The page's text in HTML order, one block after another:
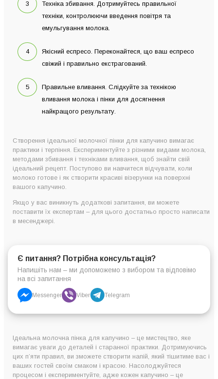
Техніка збивання. Дотримуйтесь правильної
техніки, контролюючи введення повітря та
емульгування молока.
Якісний еспресо. Переконайтеся, що ваш еспресо
свіжий і правильно екстрагований.
Правильне вливання. Слідкуйте за технікою
вливання молока і пінки для досягнення
найкращого результату.
Створення ідеальної молочної пінки для капучино вимагає
практики і терпіння. Експериментуйте з різними видами молока,
методами збивання і техніками вливання, щоб знайти свій
ідеальний рецепт. Поступово ви навчитеся відчувати, коли
молоко готове і як створити красиві візерунки на поверхні
вашого капучино.
Якщо у вас виникнуть додаткові запитання, ви можете
поставити їх експертам – для цього достатньо просто написати
в месенджері.
Є питання? Потрібна консультація?
Напишіть нам – ми допоможемо з вибором та відповімо
на всі запитання
Messenger Viber Telegram
Ідеальна молочна пінка для капучино – це мистецтво, яке
вимагає уваги до деталей і старанної практики. Дотримуючись
цих п’яти правил, ви зможете створити напій, який тішитиме вас і
ваших гостей своїм смаком і красою. Насолоджуйтеся
процесом і експериментуйте, адже кожен капучино – це